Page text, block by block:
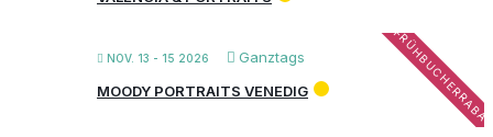
NOV. 13 - 15 2026 Ganztags
MOODY PORTRAITS VENEDIG